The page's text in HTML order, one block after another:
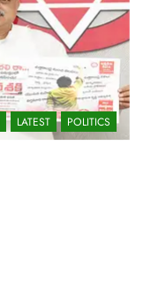
LATEST POLITICS